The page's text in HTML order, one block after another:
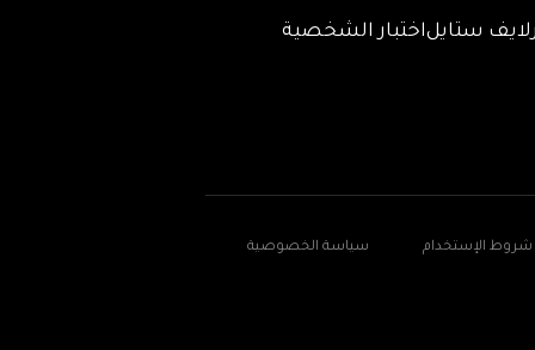
لايف ستايلاختبار الشخصية
شروط الإستخدام سياسة الخصوصية